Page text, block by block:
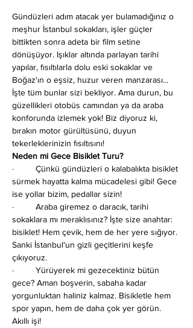
Gündüzleri adım atacak yer bulamadığınız o
meşhur İstanbul sokakları, işler güçler
bittikten sonra adeta bir film setine
dönüşüyor. Işıklar altında parlayan tarihi
yapılar, fısıltılarla dolu eski sokaklar ve
Boğaz'ın o eşsiz, huzur veren manzarası...
İşte tüm bunlar sizi bekliyor. Ama durun, bu
güzellikleri otobüs camından ya da araba
konforunda izlemek yok! Biz diyoruz ki,
bırakın motor gürültüsünü, duyun
tekerleklerinizin fısıltısını!
Neden mi Gece Bisiklet Turu?
·         Çünkü gündüzleri o kalabalıkta bisiklet
sürmek hayatta kalma mücadelesi gibi! Gece
ise yollar bizim, pedallar sizin!
·         Araba giremez o daracık, tarihi
sokaklara mı meraklısınız? İşte size anahtar:
bisiklet! Hem çevik, hem de her yere sığıyor.
Sanki İstanbul'un gizli geçitlerini keşfe
çıkıyoruz.
·         Yürüyerek mi gezecektiniz bütün
gece? Aman boşverin, sabaha kadar
yorgunluktan haliniz kalmaz. Bisikletle hem
spor yapın, hem de daha çok yer görün.
Akıllı işi!